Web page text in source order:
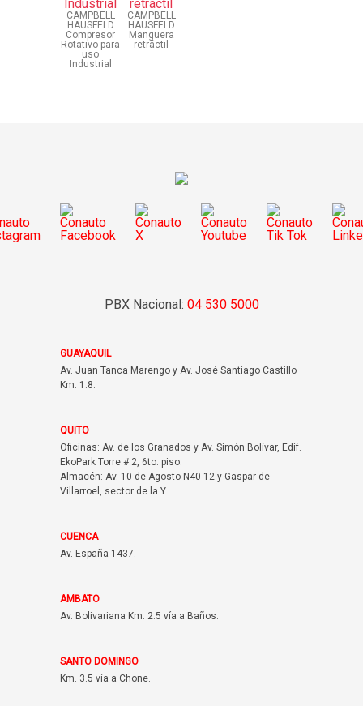
CAMPBELL
HAUSFELD
Compresor
Rotativo para
uso
Industrial
CAMPBELL
HAUSFELD
Manguera
retráctil
PBX Nacional: 04 530 5000
GUAYAQUIL
Av. Juan Tanca Marengo y Av. José Santiago Castillo
Km. 1.8.
QUITO
Oficinas: Av. de los Granados y Av. Simón Bolívar, Edif.
EkoPark Torre # 2, 6to. piso.
Almacén: Av. 10 de Agosto N40-12 y Gaspar de
Villarroel, sector de la Y.
CUENCA
Av. España 1437.
AMBATO
Av. Bolivariana Km. 2.5 vía a Baños.
SANTO DOMINGO
Km. 3.5 vía a Chone.